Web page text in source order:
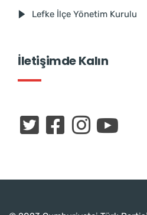
Lefke İlçe Yönetim Kurulu
İletişimde Kalın